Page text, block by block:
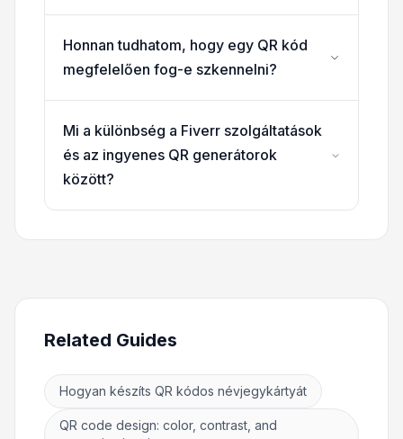
Honnan tudhatom, hogy egy QR kód
megfelelően fog-e szkennelni?
Mi a különbség a Fiverr szolgáltatások
és az ingyenes QR generátorok
között?
Related Guides
Hogyan készíts QR kódos névjegykártyát
QR code design: color, contrast, and